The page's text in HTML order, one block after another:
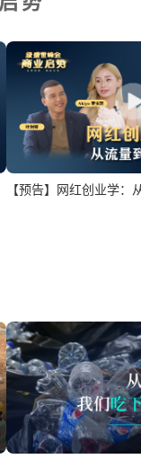
【预告】网红创业学：